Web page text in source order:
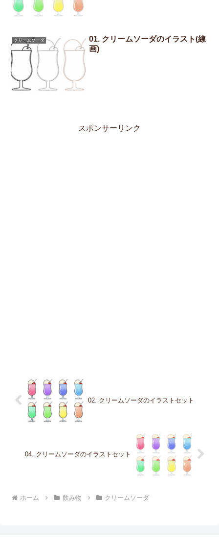
クリームソーダ
01. クリームソーダのイラスト(線
画)
スポンサーリンク
02. クリームソーダのイラストセット
04. クリームソーダのイラストセット
ホーム 飲み物 クリームソーダ